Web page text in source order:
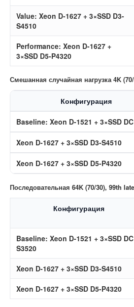
Value: Xeon D-1627 + 3×SSD D3-
S4510
Performance: Xeon D-1627 +
3×SSD D5-P4320
Смешанная случайная нагрузка 4K
Конфигурация
Baseline: Xeon D-1521 + 3×SSD
Xeon D-1627 + 3×SSD D3-S4510
Xeon D-1627 + 3×SSD D5-P4320
Последовательная 64K (70/30), 99th
Конфигурация
Baseline: Xeon D-1521 + 3×SSD DC
S3520
Xeon D-1627 + 3×SSD D3-S4510
Xeon D-1627 + 3×SSD D5-P4320